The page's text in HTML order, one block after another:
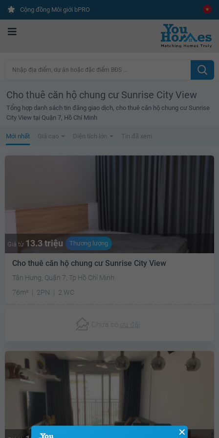
Cộng đồng Môi giới bPRO
Nhập địa điểm, dự án hoặc đặc điểm BĐS ...
Cho thuê căn hộ chung cư Sunrise City View
Tổng hợp danh sách tin đăng giao dịch, cho thuê căn hộ chung cư Sunrise
City View tại Quận 7, Hồ Chí Minh
Mới nhất Giá cao Diện tích lớn Tin đã xem
Giá từ 13.3 triệu Thương lượng
Cho thuê căn hộ chung cư Sunrise City View
Tân Hưng, Quận 7, Tp Hồ Chí Minh
76m²
2PN 2 WC
Chưa có ưu đãi
✕